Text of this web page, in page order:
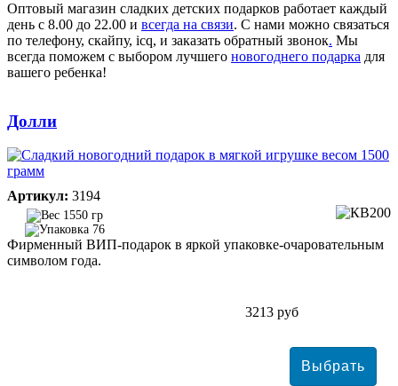
Оптовый магазин сладких детских подарков работает каждый
день с 8.00 до 22.00 и всегда на связи. С нами можно связаться
по телефону, скайпу, icq, и заказать обратный звонок. Мы
всегда поможем с выбором лучшего новогоднего подарка для
вашего ребенка!
Долли
Артикул: 3194
1550 гр
76
Фирменный ВИП-подарок в яркой упаковке-очаровательным
символом года.
3213 руб